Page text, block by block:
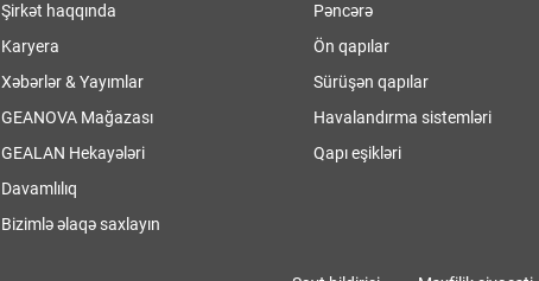
Şirkət haqqında
Karyera
Xəbərlər & Yayımlar
GEANOVA Mağazası
GEALAN Hekayələri
Davamlılıq
Bizimlə əlaqə saxlayın
Pəncərə
Ön qapılar
Sürüşən qapılar
Havalandırma sistemləri
Qapı eşikləri